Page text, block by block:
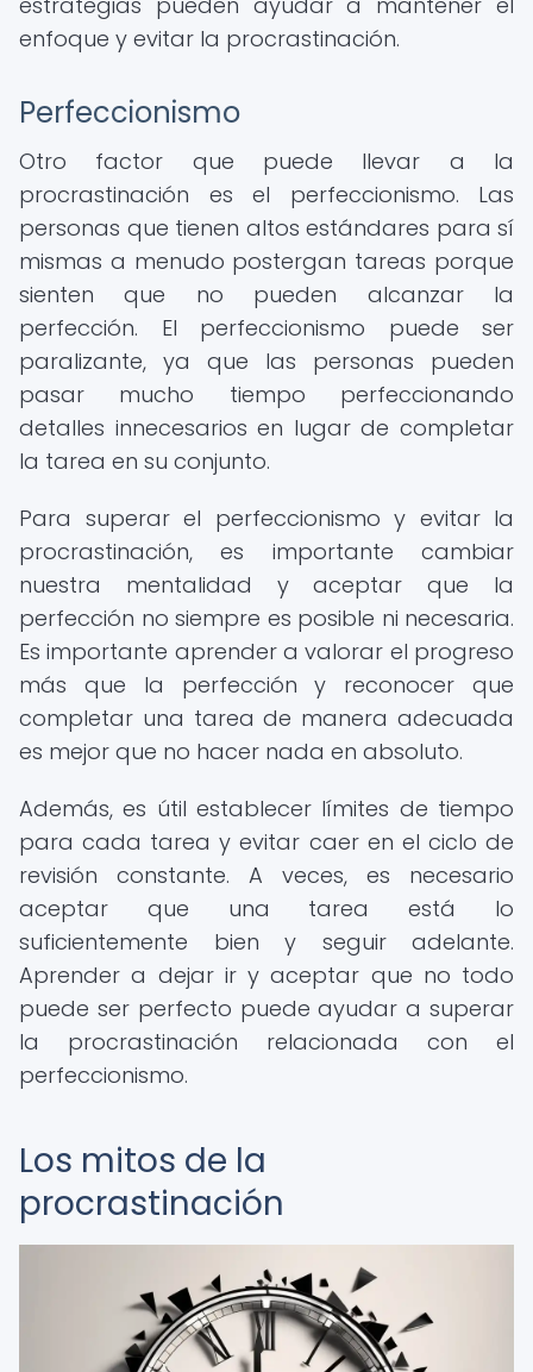
enfoque y evitar la procrastinación.
Perfeccionismo
Otro factor que puede llevar a la
procrastinación es el perfeccionismo. Las
personas que tienen altos estándares para sí
mismas a menudo postergan tareas porque
sienten que no pueden alcanzar la
perfección. El perfeccionismo puede ser
paralizante, ya que las personas pueden
pasar mucho tiempo perfeccionando
detalles innecesarios en lugar de completar
la tarea en su conjunto.
Para superar el perfeccionismo y evitar la
procrastinación, es importante cambiar
nuestra mentalidad y aceptar que la
perfección no siempre es posible ni necesaria.
Es importante aprender a valorar el progreso
más que la perfección y reconocer que
completar una tarea de manera adecuada
es mejor que no hacer nada en absoluto.
Además, es útil establecer límites de tiempo
para cada tarea y evitar caer en el ciclo de
revisión constante. A veces, es necesario
aceptar que una tarea está lo
suficientemente bien y seguir adelante.
Aprender a dejar ir y aceptar que no todo
puede ser perfecto puede ayudar a superar
la procrastinación relacionada con el
perfeccionismo.
Los mitos de la
procrastinación